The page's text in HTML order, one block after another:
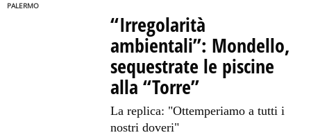
PALERMO
“Irregolarità
ambientali”: Mondello,
sequestrate le piscine
alla “Torre”
La replica: "Ottemperiamo a tutti i
nostri doveri"